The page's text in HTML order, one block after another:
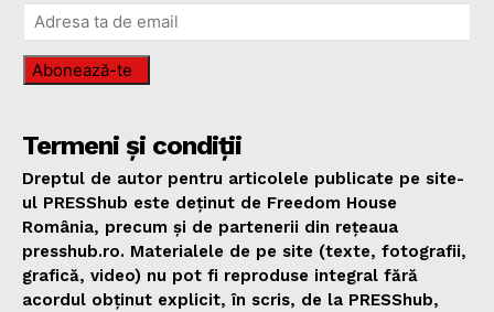
Abonează-te
Termeni și condiții
Dreptul de autor pentru articolele publicate pe site-
ul PRESShub este deținut de Freedom House
România, precum și de partenerii din rețeaua
presshub.ro. Materialele de pe site (texte, fotografii,
grafică, video) nu pot fi reproduse integral fără
acordul obținut explicit, în scris, de la PRESShub,